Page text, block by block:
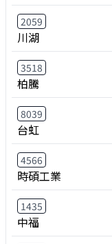
2059
川湖
3518
柏騰
8039
台虹
4566
時碩工業
1435
中福